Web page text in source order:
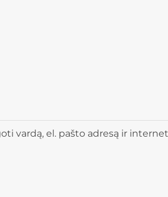
vardą, el. pašto adresą ir